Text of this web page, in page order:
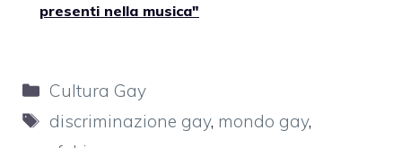
presenti nella musica"
Categorie
Cultura Gay
Tag
discriminazione gay, mondo gay,